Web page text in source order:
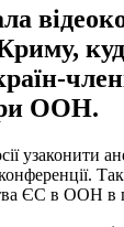
ООН.
узаконити
ЄС в ООН в